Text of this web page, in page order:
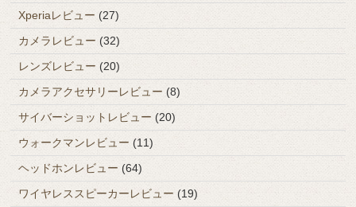
Xperiaレビュー (27)
カメラレビュー (32)
レンズレビュー (20)
カメラアクセサリーレビュー (8)
サイバーショットレビュー (20)
ウォークマンレビュー (11)
ヘッドホンレビュー (64)
ワイヤレススピーカーレビュー (19)